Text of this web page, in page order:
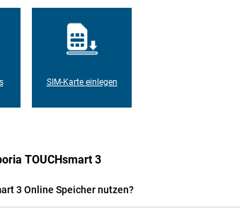
SIM-Karte einlegen
TOUCHsmart 3
3 Online Speicher nutzen?